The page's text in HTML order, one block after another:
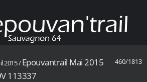
460/1813
2015/Epouvantrail Mai 2015
113337